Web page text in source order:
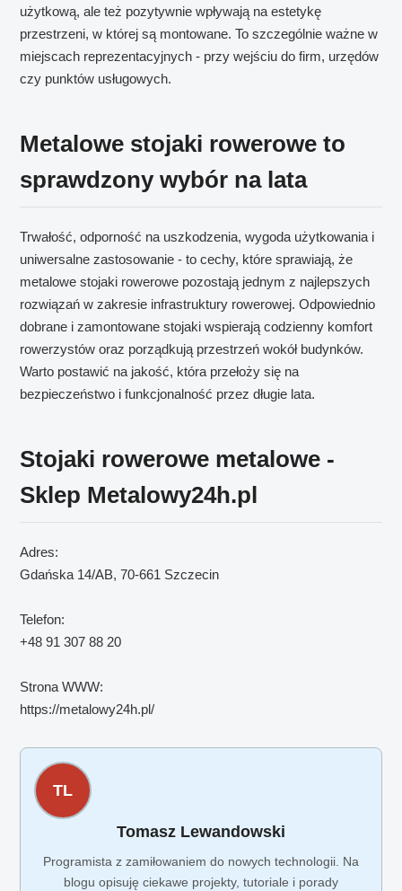
użytkową, ale też pozytywnie wpływają na estetykę
przestrzeni, w której są montowane. To szczególnie ważne w
miejscach reprezentacyjnych - przy wejściu do firm, urzędów
czy punktów usługowych.
Metalowe stojaki rowerowe to
sprawdzony wybór na lata
Trwałość, odporność na uszkodzenia, wygoda użytkowania i
uniwersalne zastosowanie - to cechy, które sprawiają, że
metalowe stojaki rowerowe pozostają jednym z najlepszych
rozwiązań w zakresie infrastruktury rowerowej. Odpowiednio
dobrane i zamontowane stojaki wspierają codzienny komfort
rowerzystów oraz porządkują przestrzeń wokół budynków.
Warto postawić na jakość, która przełoży się na
bezpieczeństwo i funkcjonalność przez długie lata.
Stojaki rowerowe metalowe -
Sklep Metalowy24h.pl
Adres:
Gdańska 14/AB, 70-661 Szczecin
Telefon:
+48 91 307 88 20
Strona WWW:
https://metalowy24h.pl/
TL
Tomasz Lewandowski
Programista z zamiłowaniem do nowych technologii. Na
blogu opisuję ciekawe projekty, tutoriale i porady